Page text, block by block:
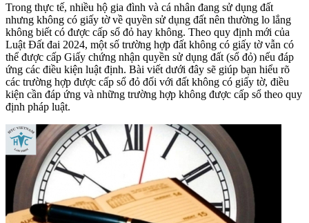
Trong thực tế, nhiều hộ gia đình và cá nhân đang sử dụng đất
nhưng không có giấy tờ về quyền sử dụng đất nên thường lo lắng
không biết có được cấp sổ đỏ hay không. Theo quy định mới của
Luật Đất đai 2024, một số trường hợp đất không có giấy tờ vẫn có
thể được cấp Giấy chứng nhận quyền sử dụng đất (sổ đỏ) nếu đáp
ứng các điều kiện luật định. Bài viết dưới đây sẽ giúp bạn hiểu rõ
các trường hợp được cấp sổ đỏ đối với đất không có giấy tờ, điều
kiện cần đáp ứng và những trường hợp không được cấp sổ theo quy
định pháp luật.